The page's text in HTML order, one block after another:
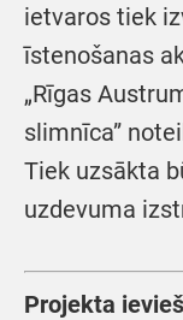
ietvaros tiek
īstenošanas
„Rīgas
slimnīca”
Tiek uzsākta
uzdevuma
Projekta